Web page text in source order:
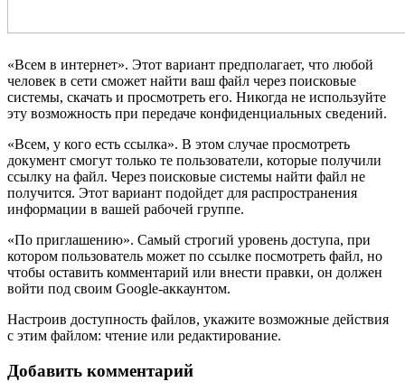
«Всем в интернет». Этот вариант предполагает, что любой
человек в сети сможет найти ваш файл через поисковые
системы, скачать и просмотреть его. Никогда не используйте
эту возможность при передаче конфиденциальных сведений.
«Всем, у кого есть ссылка». В этом случае просмотреть
документ смогут только те пользователи, которые получили
ссылку на файл. Через поисковые системы найти файл не
получится. Этот вариант подойдет для распространения
информации в вашей рабочей группе.
«По приглашению». Самый строгий уровень доступа, при
котором пользователь может по ссылке посмотреть файл, но
чтобы оставить комментарий или внести правки, он должен
войти под своим Google-аккаунтом.
Настроив доступность файлов, укажите возможные действия
с этим файлом: чтение или редактирование.
Добавить комментарий